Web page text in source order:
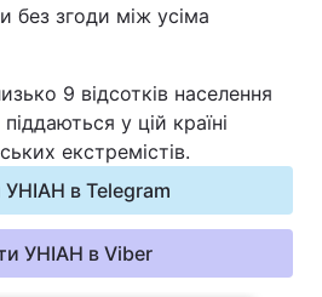
без згоди між усіма
9 відсотків населення
у цій країні
екстремістів.
УНІАН в Telegram
УНІАН в Viber